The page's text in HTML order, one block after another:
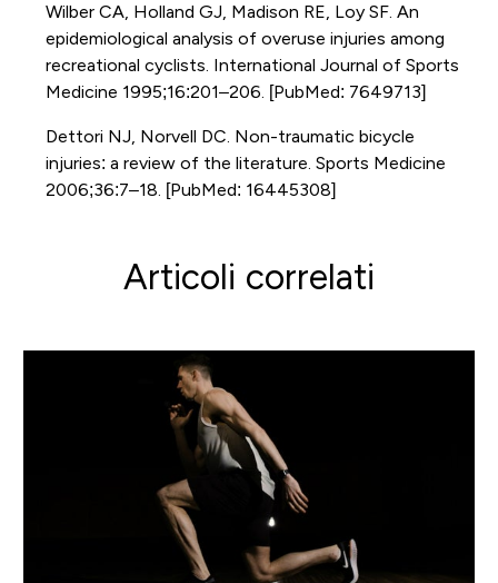
Wilber CA, Holland GJ, Madison RE, Loy SF. An
epidemiological analysis of overuse injuries among
recreational cyclists. International Journal of Sports
Medicine 1995;16:201–206. [PubMed: 7649713]
Dettori NJ, Norvell DC. Non-traumatic bicycle
injuries: a review of the literature. Sports Medicine
2006;36:7–18. [PubMed: 16445308]
Articoli correlati